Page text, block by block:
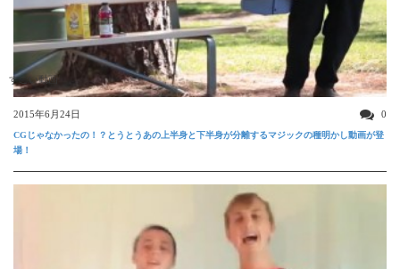
すごい動画
2015年6月24日 0
CGじゃなかったの！？とうとうあの上半身と下半身が分離するマジックの種明かし動画が登
場！